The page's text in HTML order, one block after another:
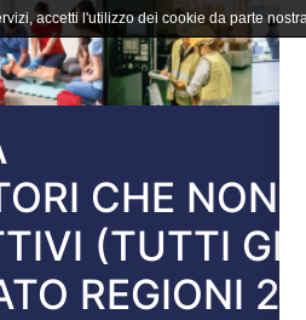
CHE NON
(TUTTI GLI
REGIONI
accetti l'utilizzo dei cookie da parte